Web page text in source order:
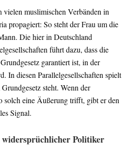
muslimischen Verbänden in
propagiert: So steht der Frau um die
Die hier in Deutschland
führt dazu, dass die
garantiert ist, in der
In diesen Parallelgesellschaften spielt
steht. Wenn der
solch eine Äußerung trifft, gibt er den
Signal.
Politiker